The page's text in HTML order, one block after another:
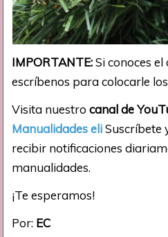
IMPORTANTE:Si conoces
escríbenos para colocarle
Visita nuestrocanal de
Manualidades eliSuscríbete
recibir notificaciones
manualidades.
¡Te esperamos!
Por: EC